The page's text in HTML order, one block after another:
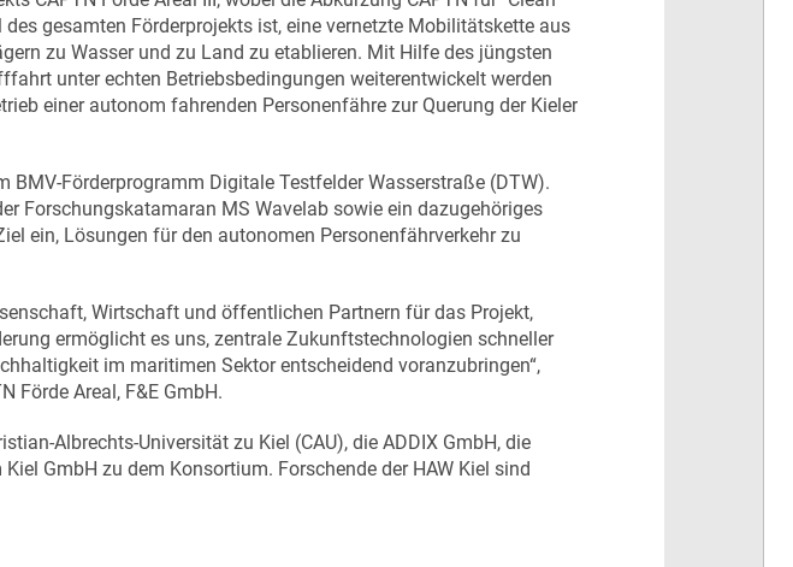
gesamten Förderprojekts ist, eine vernetzte Mobilitätskette aus
zu Wasser und zu Land zu etablieren. Mit Hilfe des jüngsten
unter echten Betriebsbedingungen weiterentwickelt werden
einer autonom fahrenden Personenfähre zur Querung der Kieler
BMV-Förderprogramm Digitale Testfelder Wasserstraße (DTW).
Forschungskatamaran MS Wavelab sowie ein dazugehöriges
ein, Lösungen für den autonomen Personenfährverkehr zu
Wirtschaft und öffentlichen Partnern für das Projekt,
ermöglicht es uns, zentrale Zukunftstechnologien schneller
im maritimen Sektor entscheidend voranzubringen“,
Förde Areal, F&E GmbH.
Albrechts-Universität zu Kiel (CAU), die ADDIX GmbH, die
GmbH zu dem Konsortium. Forschende der HAW Kiel sind